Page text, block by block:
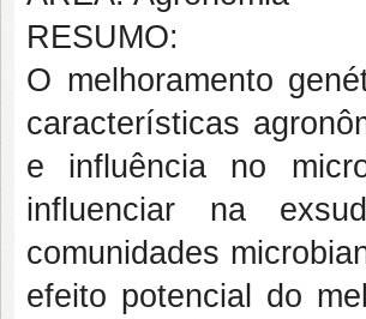
RESUMO:
O melhoramento
características
e influência no
influenciar na
comunidades
efeito potencial do